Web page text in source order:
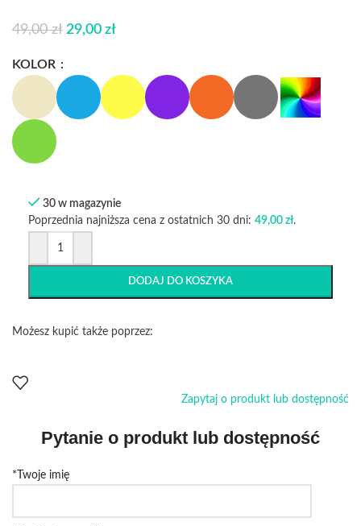
49,00zł 29,00 zł
KOLOR
30 w magazynie
Poprzednia najniższa cena z ostatnich 30 dni: 49,00 zł.
DODAJ DO KOSZYKA
Możesz kupić także poprzez:
Zapytaj o produkt lub dostępność
Pytanie o produkt lub dostępność
*Twoje imię